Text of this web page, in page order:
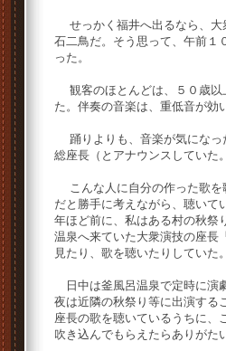
せっかく福井へ出るなら、大
石二鳥だ。そう思って、午前１
った。
観客のほとんどは、５０歳以
た。伴奏の音楽は、重低音が効
踊りよりも、音楽が気になっ
総座長（とアナウンスしていた
こんな人に自分の作った歌を
だと勝手に考えながら、聴いて
年ほど前に、私はある村の秋祭
温泉へ来ていた大衆演技の座長
見たり、歌を聴いたりしていた。
日中は釜風呂温泉で定時に演
夜は近隣の秋祭り等に出演する
座長の歌を聴いているうちに、
吹き込んでもらえたらありがた